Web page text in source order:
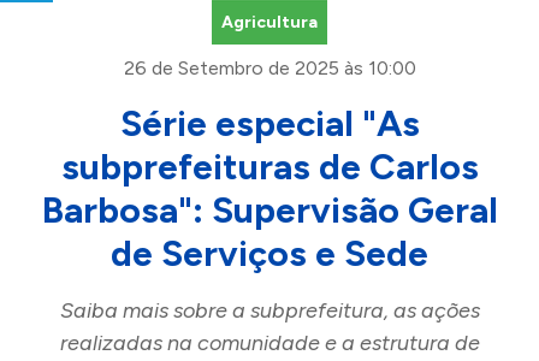
Agricultura
26 de Setembro de 2025 às 10:00
Série especial "As
subprefeituras de Carlos
Barbosa": Supervisão Geral
de Serviços e Sede
Saiba mais sobre a subprefeitura, as ações
realizadas na comunidade e a estrutura de